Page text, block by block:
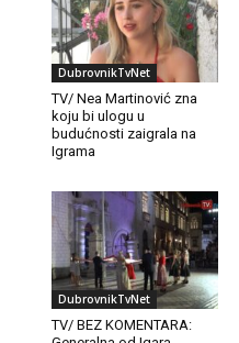
DubrovnikTvNet
TV/ Nea Martinović zna
koju bi ulogu u
budućnosti zaigrala na
Igrama
DubrovnikTvNet
TV/ BEZ KOMENTARA: